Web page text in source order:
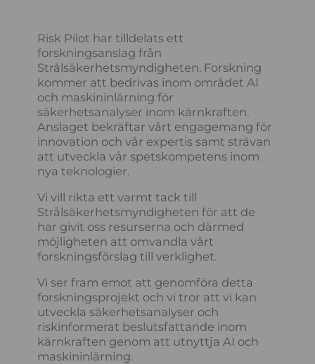
Risk Pilot har tilldelats ett
forskningsanslag från
Strålsäkerhetsmyndigheten. Forskning
kommer att bedrivas inom området AI
och maskininlärning för
säkerhetsanalyser inom kärnkraften.
Anslaget bekräftar vårt engagemang för
innovation och vår expertis samt strävan
att utveckla vår spetskompetens inom
nya teknologier.
Vi vill rikta ett varmt tack till
Strålsäkerhetsmyndigheten för att de
har givit oss resurserna och därmed
möjligheten att omvandla vårt
forskningsförslag till verklighet.
Vi ser fram emot att genomföra detta
forskningsprojekt och vi tror att vi kan
utveckla säkerhetsanalyser och
riskinformerat beslutsfattande inom
kärnkraften genom att utnyttja AI och
maskininlärning.